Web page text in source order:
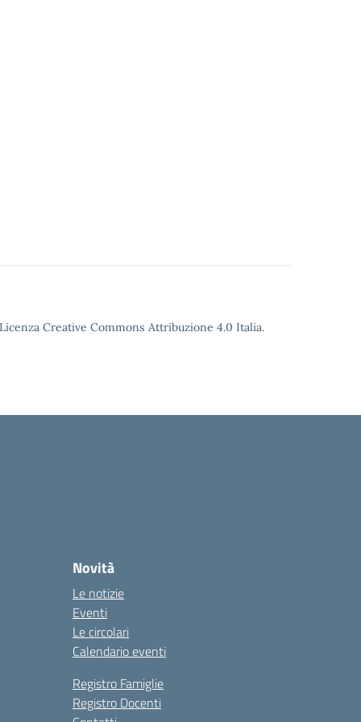
Creative Commons Attribuzione 4.0 Italia.
Novità
Le notizie
Eventi
Le circolari
Calendario eventi
Registro Famiglie
Registro Docenti